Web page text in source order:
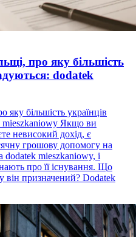
про яку більшість
dodatek
більшість українців
mieszkaniowy Якщо ви
невисокий дохід, є
грошову допомогу на
dodatek mieszkaniowy, і
про її існування. Що
він призначений? Dodatek